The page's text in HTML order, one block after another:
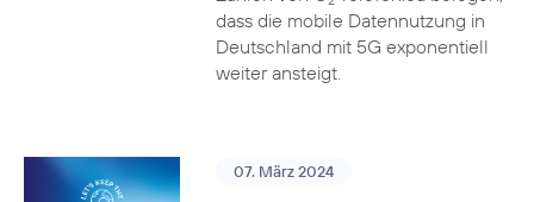
dass die mobile Datennutzung in
Deutschland mit 5G exponentiell
weiter ansteigt.
07. März 2024